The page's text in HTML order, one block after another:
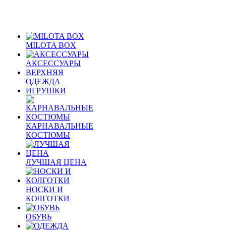
MILOTA BOX
АКСЕССУАРЫ
ВЕРХНЯЯ
ОДЕЖДА
ИГРУШКИ
КАРНАВАЛЬНЫЕ
КОСТЮМЫ
ЛУЧШАЯ ЦЕНА
НОСКИ И
КОЛГОТКИ
ОБУВЬ